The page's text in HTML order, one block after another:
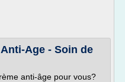
Age - Soin de
anti-âge pour vous?